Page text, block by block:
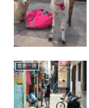
世界一周